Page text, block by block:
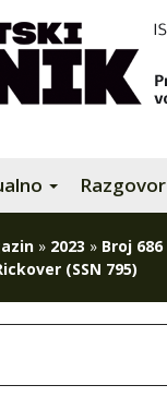
Razgovor
» 2023 » Broj 686
(SSN 795)